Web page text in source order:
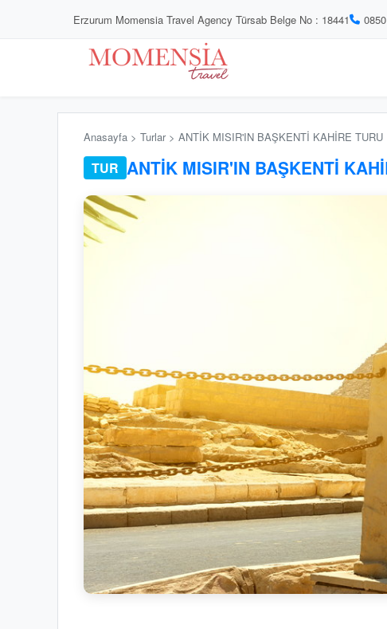
Erzurum Momensia Travel Agency Türsab Belge No : 18441
Anasayfa > Turlar > ANTİK MISIR'IN BAŞKENTİ KAHİRE TURU
TUR ANTİK MISIR'IN BAŞKENTİ